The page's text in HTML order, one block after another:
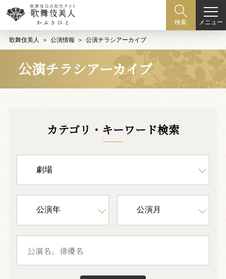
検索 メニュー
歌舞伎美人 公演情報 公演チラシアーカイブ
公演チラシアーカイブ
カテゴリ・キーワード検索